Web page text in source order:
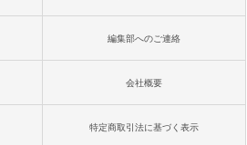
編集部へのご連絡
会社概要
特定商取引法に基づく表示